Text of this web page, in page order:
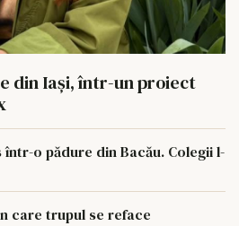
din Iași, într-un proiect
o pădure din Bacău. Colegii l-
care trupul se reface